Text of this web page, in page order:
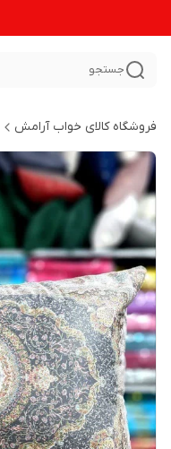
جستجو
فروشگاه کالای خواب آرامش